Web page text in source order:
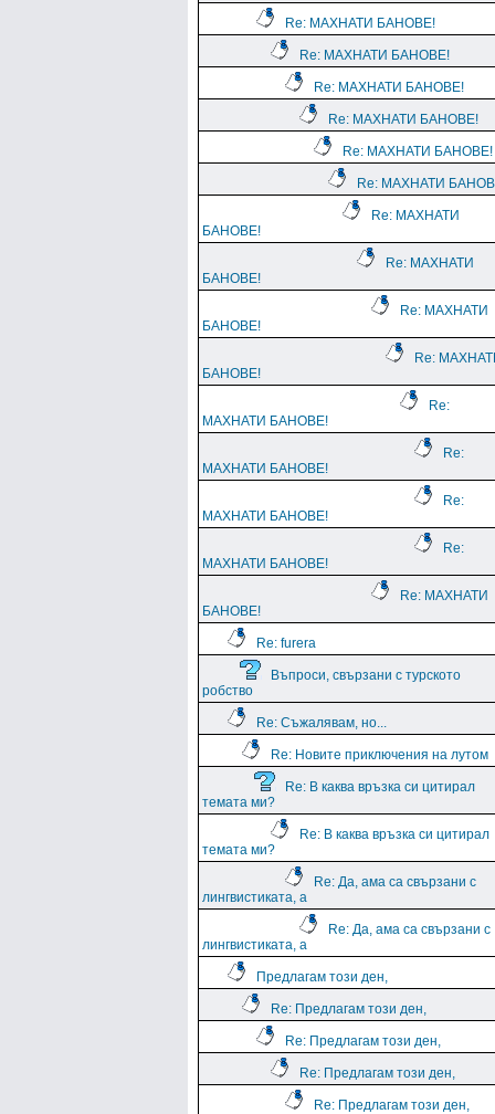
Re: МАХНАТИ БАНОВЕ!
Re: МАХНАТИ БАНОВЕ!
Re: МАХНАТИ БАНОВЕ!
Re: МАХНАТИ БАНОВЕ!
Re: МАХНАТИ БАНОВЕ!
Re: МАХНАТИ
Re: МАХНАТИ
БАНОВЕ!
Re: МАХНАТИ
БАНОВЕ!
Re: МАХНАТИ
БАНОВЕ!
Re:
БАНОВЕ!
Re:
МАХНАТИ БАНОВЕ!
Re:
МАХНАТИ БАНОВЕ!
Re:
МАХНАТИ БАНОВЕ!
Re:
МАХНАТИ БАНОВЕ!
Re: МАХНАТИ
БАНОВЕ!
Re: furera
Въпроси, свързани с турското
робство
Re: Съжалявам, но...
Re: Новите приключения на лутом
Re: В каква връзка си цитирал
темата ми?
Re: В каква връзка си цитирал
темата ми?
Re: Да, ама са свързани с
лингвистиката, а
Re: Да, ама са свързани с
лингвистиката, а
Предлагам този ден,
Re: Предлагам този ден,
Re: Предлагам този ден,
Re: Предлагам този ден,
Re: Предлагам този ден,